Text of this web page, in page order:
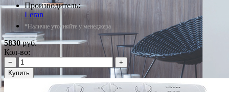
Производитель:
Leran
*Наличие уточняйте у менеджера
5830руб.
Кол-во:
−
+
Купить